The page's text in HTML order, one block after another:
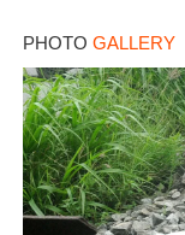
PHOTO GALLERY